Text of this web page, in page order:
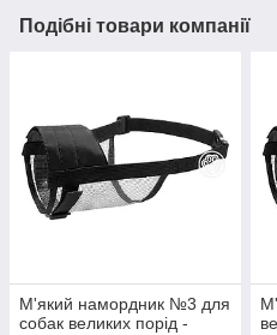
Подібні товари компанії
М'який намордник №3 для
собак великих порід -